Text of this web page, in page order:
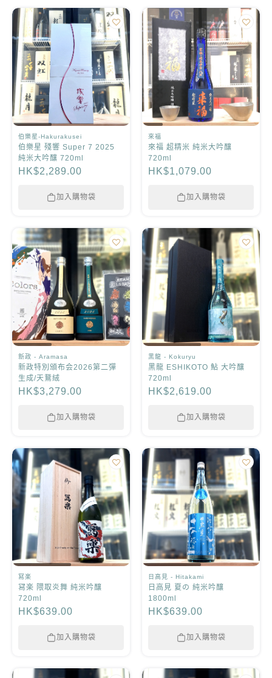
伯樂星-Hakurakusei
伯樂星 殘響 Super 7 2025
純米大吟釀 720ml
HK$2,289.00
加入購物袋
來福
來福 超精米 純米大吟釀
720ml
HK$1,079.00
加入購物袋
新政 - Aramasa
新政特別頒布会2026第二彈
生成/天鵞絨
HK$3,279.00
加入購物袋
黑龍 - Kokuryu
黑龍 ESHIKOTO 鮎 大吟釀
720ml
HK$2,619.00
加入購物袋
冩楽
冩楽 隈取炎舞 純米吟釀
720ml
HK$639.00
加入購物袋
日高見 - Hitakami
日高見 夏の 純米吟釀
1800ml
HK$639.00
加入購物袋